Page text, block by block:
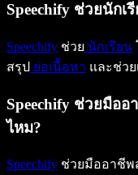
Speechify ช่วยนักเ
Speechify ช่วย นักเรียน
สรุป ย่อเนื้อหา และช่วย
Speechify ช่วยมือ
ไหม?
Speechify ช่วยมืออาชีพ